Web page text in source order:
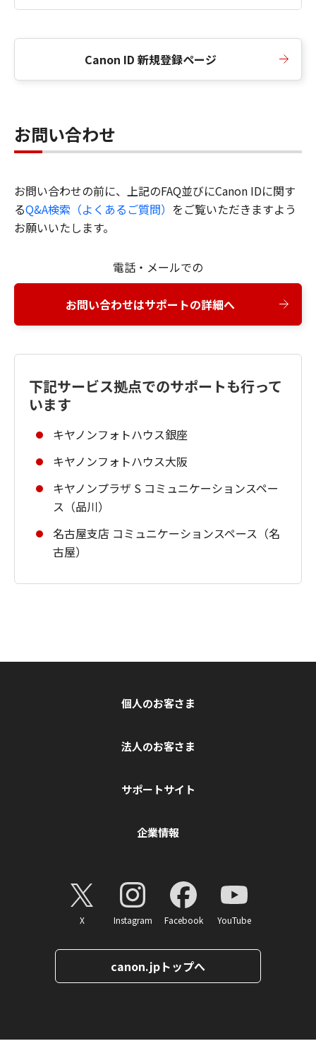
Canon ID 新規登録ページ
お問い合わせ
お問い合わせの前に、上記のFAQ並びにCanon IDに関す
るQ&A検索（よくあるご質問） をご覧いただきますよう
お願いいたします。
電話・メールでの
お問い合わせはサポートの詳細へ
下記サービス拠点でのサポートも行って
います
キヤノンフォトハウス銀座
キヤノンフォトハウス大阪
キヤノンプラザ S コミュニケーションスペー
ス（品川）
名古屋支店 コミュニケーションスペース（名
古屋）
個人のお客さま
法人のお客さま
サポートサイト
企業情報
X Instagram Facebook YouTube
canon.jpトップへ